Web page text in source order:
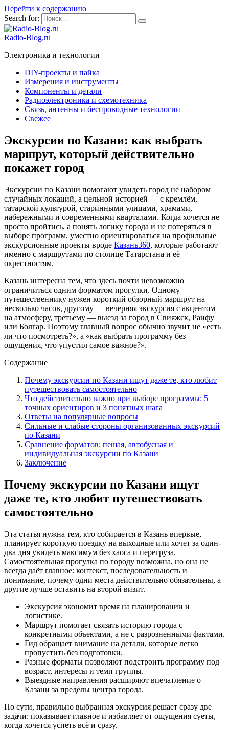
Перейти к содержанию
Search for:
Radio-Blog.ru
Электроника и технологии
DIY-проекты и пайка
Измерения и инструменты
Компоненты и детали
Радиоэлектроника и схемотехника
Связь, антенны и беспроводные технологии
Свежее
Экскурсии по Казани: как выбрать
маршрут, который действительно
покажет город
Экскурсии по Казани помогают увидеть город не набором
случайных локаций, а цельной историей — с кремлём,
татарской культурой, старинными улицами, храмами,
набережными и современными кварталами. Когда хочется не
просто пройтись, а понять логику города и не потеряться в
выборе программ, уместно ориентироваться на профильные
экскурсионные проекты вроде Казань360, которые работают
именно с маршрутами по столице Татарстана и её
окрестностям.
Казань интересна тем, что здесь почти невозможно
ограничиться одним форматом прогулки. Одному
путешественнику нужен короткий обзорный маршрут на
несколько часов, другому — вечерняя экскурсия с акцентом
на атмосферу, третьему — выезд за город в Свияжск, Раифу
или Болгар. Поэтому главный вопрос обычно звучит не «есть
ли что посмотреть?», а «как выбрать программу без
ощущения, что упустил самое важное?».
Содержание
Почему экскурсии по Казани ищут даже те, кто любит
путешествовать самостоятельно
Что действительно важно при выборе программы: 5
точных ориентиров и 3 понятных шага
Ответы на популярные вопросы
Сильные и слабые стороны организованных экскурсий
по Казани
Сравнение форматов: пешая, автобусная и
индивидуальная экскурсии по Казани
Заключение
Почему экскурсии по Казани ищут
даже те, кто любит путешествовать
самостоятельно
Эта статья нужна тем, кто собирается в Казань впервые,
планирует короткую поездку на выходные или хочет за один-
два дня увидеть максимум без хаоса и перегруза.
Самостоятельная прогулка по городу возможна, но она не
всегда даёт главное: контекст, последовательность и
понимание, почему одни места действительно обязательны, а
другие лучше оставить на второй визит.
Экскурсия экономит время на планировании и
логистике.
Маршрут помогает связать историю города с
конкретными объектами, а не с разрозненными фактами.
Гид обращает внимание на детали, которые легко
пропустить без подготовки.
Разные форматы позволяют подстроить программу под
возраст, интересы и темп группы.
Выездные направления расширяют впечатление о
Казани за пределы центра города.
По сути, правильно выбранная экскурсия решает сразу две
задачи: показывает главное и избавляет от ощущения суеты,
когда хочется успеть всё и сразу.